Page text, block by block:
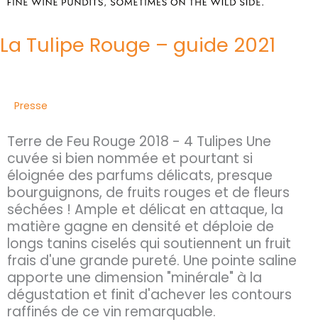
La Tulipe Rouge – guide 2021
Presse
Terre de Feu Rouge 2018 - 4 Tulipes Une
cuvée si bien nommée et pourtant si
éloignée des parfums délicats, presque
bourguignons, de fruits rouges et de fleurs
séchées ! Ample et délicat en attaque, la
matière gagne en densité et déploie de
longs tanins ciselés qui soutiennent un fruit
frais d'une grande pureté. Une pointe saline
apporte une dimension "minérale" à la
dégustation et finit d'achever les contours
raffinés de ce vin remarquable.